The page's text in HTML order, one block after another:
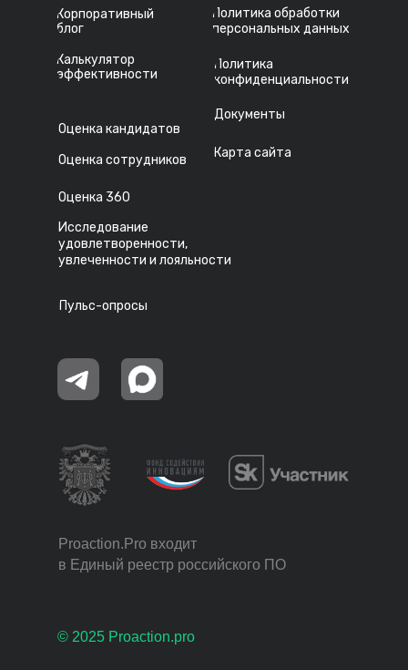
© 2025 Proaction.pro
Оценка кандидатов
Политика
конфиденциальности
Документы
Карта сайта
Оценка сотрудников
Оценка 360
Исследование
удовлетворенности,
увлеченности и лояльности
Пульс-опросы
Корпоративный
блог
Калькулятор
эффективности
Политика обработки
персональных данных
Proaction.Pro входит
в Единый реестр российского ПО